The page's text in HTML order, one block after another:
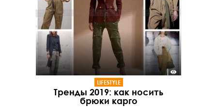
LIFESTYLE
Тренды 2019: как носить
брюки карго